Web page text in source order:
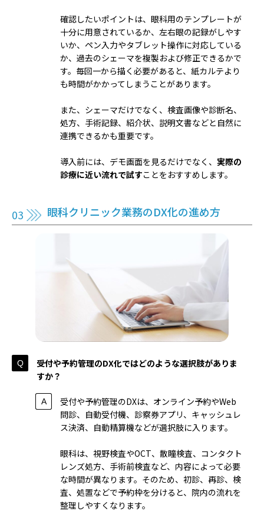
確認したいポイントは、眼科用のテンプレートが
十分に用意されているか、左右眼の記録がしやす
いか、ペン入力やタブレット操作に対応している
か、過去のシェーマを複製および修正できるかで
す。毎回一から描く必要があると、紙カルテより
も時間がかかってしまうことがあります。
また、シェーマだけでなく、検査画像や診断名、
処方、手術記録、紹介状、説明文書などと自然に
連携できるかも重要です。
導入前には、デモ画面を見るだけでなく、 実際の
診療に近い流れで試すことをおすすめします。
眼科クリニック業務のDX化の進め方
受付や予約管理のDX化ではどのような選択肢がありま
すか？
受付や予約管理のDXは、オンライン予約やWeb
問診、自動受付機、診察券アプリ、キャッシュレ
ス決済、自動精算機などが選択肢に入ります。
眼科は、視野検査やOCT、散瞳検査、コンタクト
レンズ処方、手術前検査など、内容によって必要
な時間が異なります。そのため、初診、再診、検
査、処置などで予約枠を分けると、院内の流れを
整理しやすくなります。